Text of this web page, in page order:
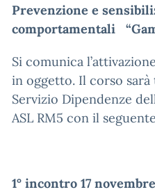
Prevenzione e
comportamentali
Si comunica
in oggetto. Il corso
Servizio Dipendenze
ASL RM5 con il
1° incontro 17